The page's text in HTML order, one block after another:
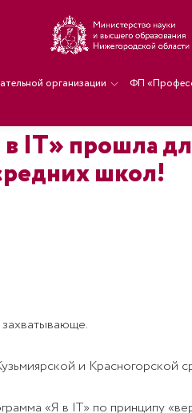
организации ФП
IT» прошла
школ!
и Красногорской
«Я в IT» по принципу